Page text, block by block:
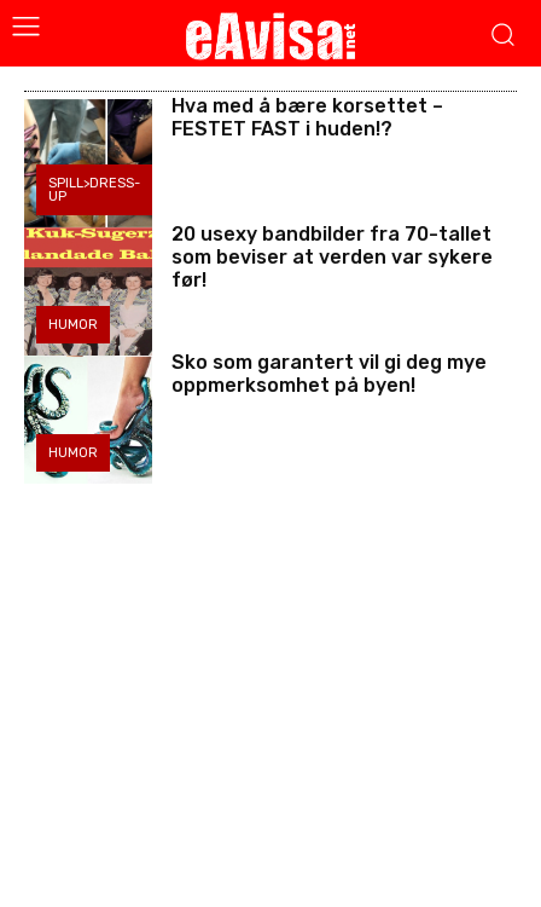
SPILL>DRESS-
UP
Hva med å bære korsettet –
FESTET FAST i huden!?
HUMOR
20 usexy bandbilder fra 70-tallet
som beviser at verden var sykere
før!
HUMOR
Sko som garantert vil gi deg mye
oppmerksomhet på byen!